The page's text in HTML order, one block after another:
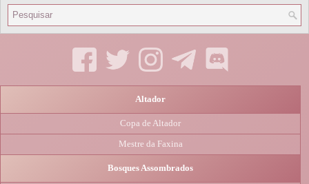
Altador
Copa de Altador
Mestre da Faxina
Bosques Assombrados